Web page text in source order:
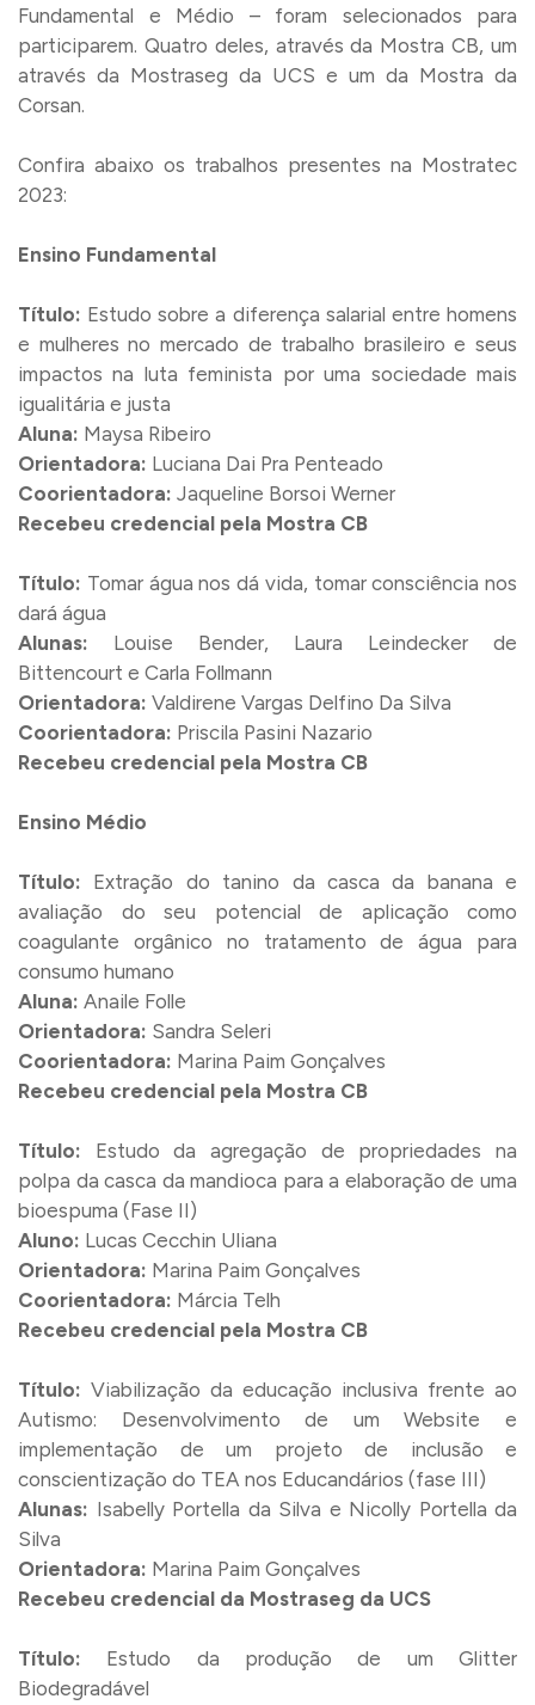
Fundamental e Médio – foram selecionados para
participarem. Quatro deles, através da Mostra CB, um
através da Mostraseg da UCS e um da Mostra da
Corsan.
Confira abaixo os trabalhos presentes na Mostratec
2023:
Ensino Fundamental
Título: Estudo sobre a diferença salarial entre homens
e mulheres no mercado de trabalho brasileiro e seus
impactos na luta feminista por uma sociedade mais
igualitária e justa
Aluna: Maysa Ribeiro
Orientadora: Luciana Dai Pra Penteado
Coorientadora: Jaqueline Borsoi Werner
Recebeu credencial pela Mostra CB
Título: Tomar água nos dá vida, tomar consciência nos
dará água
Alunas: Louise Bender, Laura Leindecker de
Bittencourt e Carla Follmann
Orientadora: Valdirene Vargas Delfino Da Silva
Coorientadora: Priscila Pasini Nazario
Recebeu credencial pela Mostra CB
Ensino Médio
Título: Extração do tanino da casca da banana e
avaliação do seu potencial de aplicação como
coagulante orgânico no tratamento de água para
consumo humano
Aluna: Anaile Folle
Orientadora: Sandra Seleri
Coorientadora: Marina Paim Gonçalves
Recebeu credencial pela Mostra CB
Título: Estudo da agregação de propriedades na
polpa da casca da mandioca para a elaboração de uma
bioespuma (Fase II)
Aluno: Lucas Cecchin Uliana
Orientadora: Marina Paim Gonçalves
Coorientadora: Márcia Telh
Recebeu credencial pela Mostra CB
Título: Viabilização da educação inclusiva frente ao
Autismo: Desenvolvimento de um Website e
implementação de um projeto de inclusão e
conscientização do TEA nos Educandários (fase III)
Alunas: Isabelly Portella da Silva e Nicolly Portella da
Silva
Orientadora: Marina Paim Gonçalves
Recebeu credencial da Mostraseg da UCS
Título: Estudo da produção de um Glitter
Biodegradável